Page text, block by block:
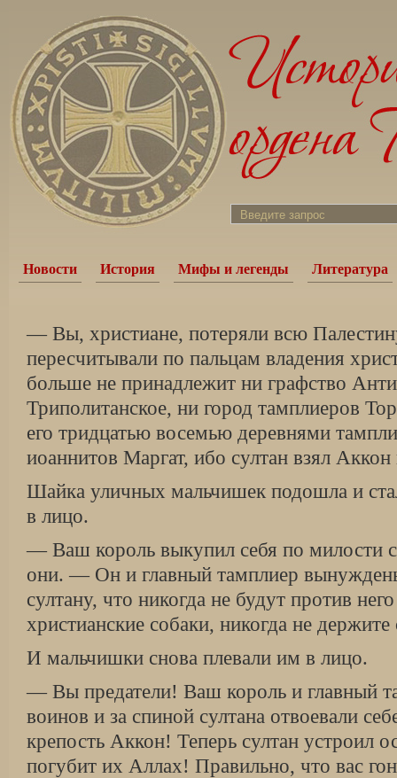
Новости История Мифы и легенды Литература
— Вы, христиане, потеряли всю
пересчитывали по пальцам владения
больше не принадлежит ни графство
Триполитанское, ни город тамплиеров
его тридцатью восемью деревнями
иоаннитов Маргат, ибо султан взял
Шайка уличных мальчишек подошла и
в лицо.
— Ваш король выкупил себя по милости
они. — Он и главный тамплиер
султану, что никогда не будут против
христианские собаки, никогда не держите
И мальчишки снова плевали им в лицо.
— Вы предатели! Ваш король и главный
воинов и за спиной султана отвоевали
крепость Аккон! Теперь султан устроил
погубит их Аллах! Правильно, что вас